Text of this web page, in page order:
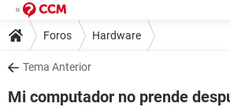
Foros Hardware
Tema Anterior
Mi computador no prende